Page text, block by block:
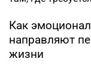
Как
направляют
жизни